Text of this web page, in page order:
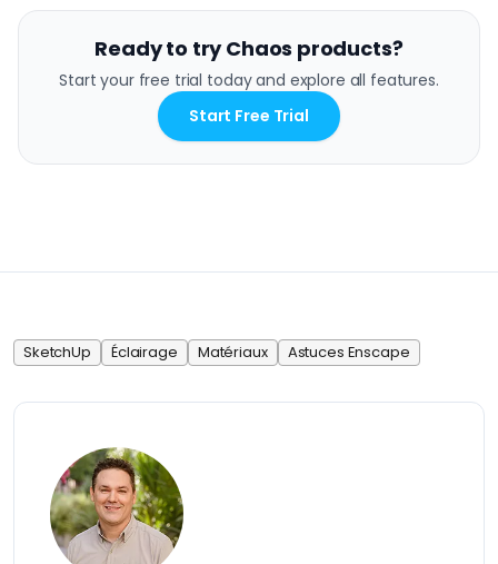
Ready to try Chaos products?
Start your free trial today and explore all features.
Start Free Trial
SketchUp Éclairage Matériaux Astuces Enscape